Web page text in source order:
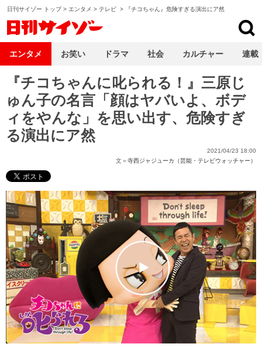
日刊サイゾー トップ> エンタメ > テレビ > 『チコちゃん』危険すぎる演出にア然
『チコちゃんに叱られる！』三原じ
ゅん子の名言「顔はヤバいよ、ボデ
ィをやんな」を思い出す、危険すぎ
る演出にア然
2021/04/23 18:00
文＝寺西ジャジューカ（芸能・テレビウォッチャー）
エンタメ お笑い ドラマ 社会 カルチャー 連載